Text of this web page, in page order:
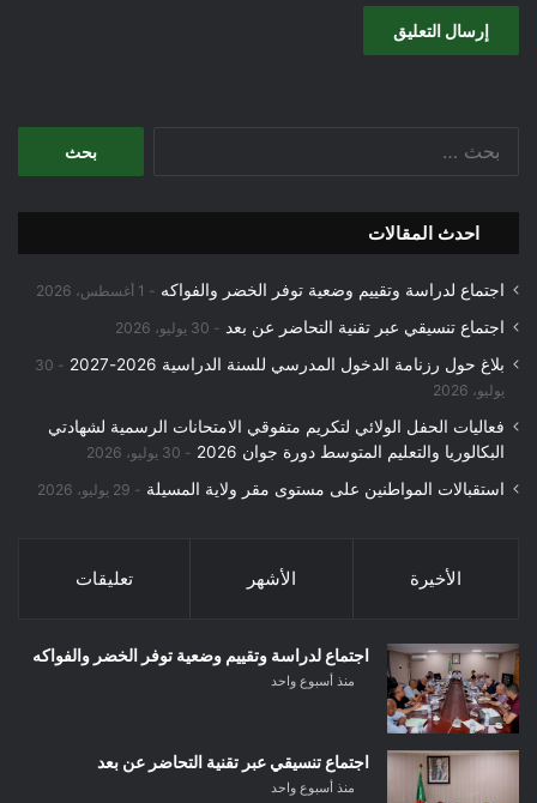
احدث المقالات
اجتماع لدراسة وتقييم وضعية توفر الخضر والفواكه 1 أغسطس، 2026
اجتماع تنسيقي عبر تقنية التحاضر عن بعد 30 يوليو، 2026
بلاغ حول رزنامة الدخول المدرسي للسنة الدراسية 2026-2027
30
يوليو، 2026
فعاليات الحفل الولائي لتكريم متفوقي الامتحانات الرسمية لشهادتي
البكالوريا والتعليم المتوسط دورة جوان 2026
30 يوليو، 2026
استقبالات المواطنين على مستوى مقر ولاية المسيلة 29 يوليو، 2026
الأخيرة الأشهر تعليقات
اجتماع لدراسة وتقييم وضعية توفر الخضر والفواكه
منذ أسبوع واحد
اجتماع تنسيقي عبر تقنية التحاضر عن بعد
منذ أسبوع واحد